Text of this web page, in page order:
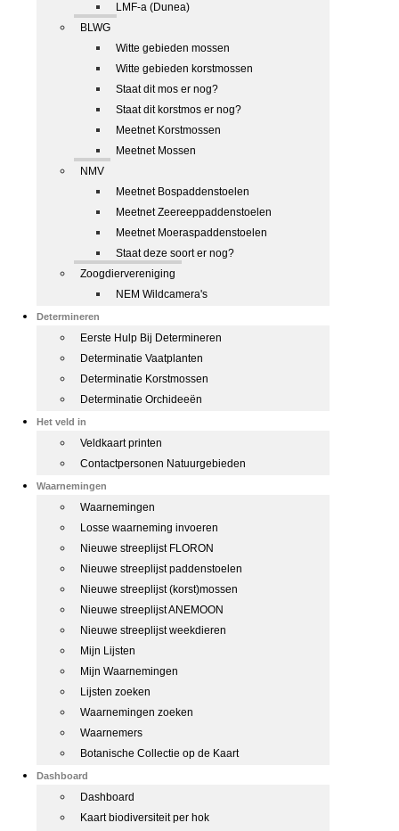
LMF-a (Dunea)
BLWG
Witte gebieden mossen
Witte gebieden korstmossen
Staat dit mos er nog?
Staat dit korstmos er nog?
Meetnet Korstmossen
Meetnet Mossen
NMV
Meetnet Bospaddenstoelen
Meetnet Zeereeppaddenstoelen
Meetnet Moeraspaddenstoelen
Staat deze soort er nog?
Zoogdiervereniging
NEM Wildcamera's
Determineren
Eerste Hulp Bij Determineren
Determinatie Vaatplanten
Determinatie Korstmossen
Determinatie Orchideeën
Het veld in
Veldkaart printen
Contactpersonen Natuurgebieden
Waarnemingen
Waarnemingen
Losse waarneming invoeren
Nieuwe streeplijst FLORON
Nieuwe streeplijst paddenstoelen
Nieuwe streeplijst (korst)mossen
Nieuwe streeplijst ANEMOON
Nieuwe streeplijst weekdieren
Mijn Lijsten
Mijn Waarnemingen
Lijsten zoeken
Waarnemingen zoeken
Waarnemers
Botanische Collectie op de Kaart
Dashboard
Dashboard
Kaart biodiversiteit per hok